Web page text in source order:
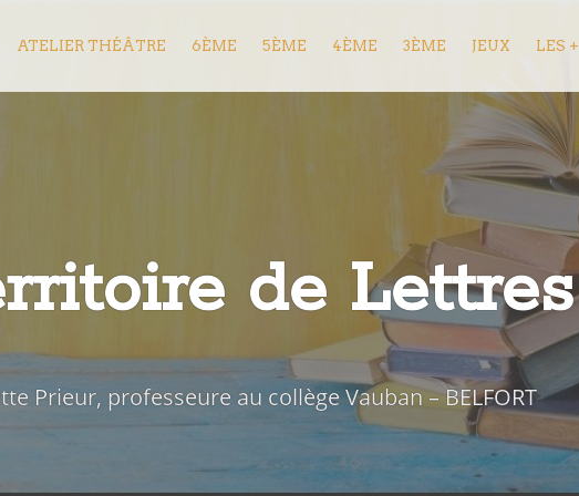
ATELIER THÉÂTRE 6ÈME 5ÈME 4ÈME 3ÈME JEUX LES +
de Lettres
Prieur, professeure au collège Vauban – BELFORT